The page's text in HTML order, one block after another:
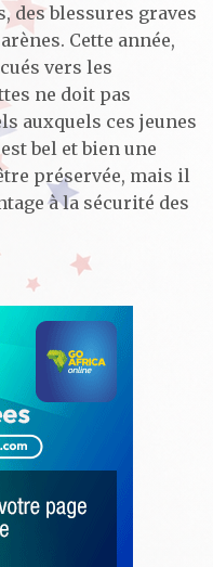
des blessures graves
Cette année,
vers les
ne doit pas
auxquels ces jeunes
bel et bien une
préservée, mais il
à la sécurité des